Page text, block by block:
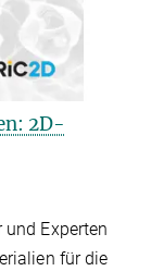
2D-
Experten
für die